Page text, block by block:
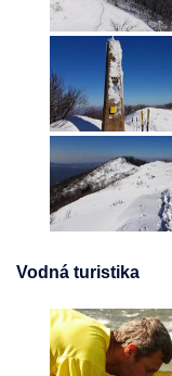
Vodná turistika